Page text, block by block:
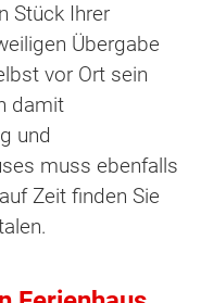
Stück Ihrer
Übergabe
vor Ort sein
damit
und
muss ebenfalls
Zeit finden Sie